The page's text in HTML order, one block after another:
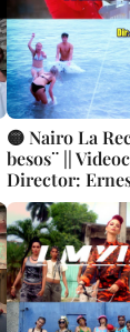
🟡 Nairo La
besos¨ ||
Director: